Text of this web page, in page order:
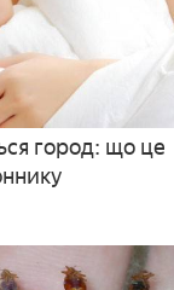
город: що це